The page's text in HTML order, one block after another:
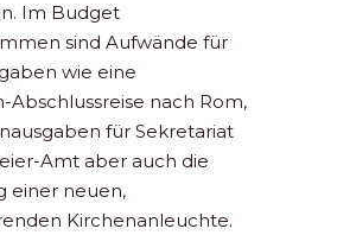
Im Budget
sind Aufwände für
wie eine
Abschlussreise nach Rom,
für Sekretariat
Amt aber auch die
einer neuen,
Kirchenanleuchte.